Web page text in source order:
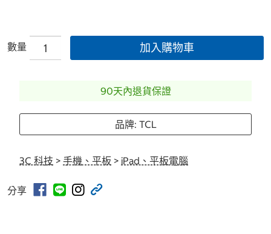
數量 加入購物車
90天內退貨保證
品牌: TCL
3C 科技 > 手機、平板 > iPad、平板電腦
分享